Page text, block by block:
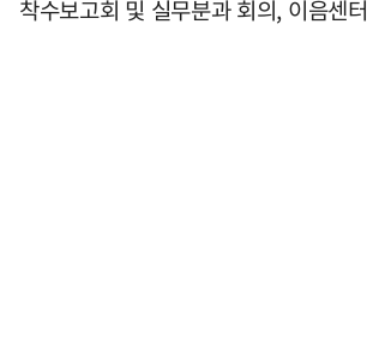
착수보고회 및 실무분과 회의, 이음센터